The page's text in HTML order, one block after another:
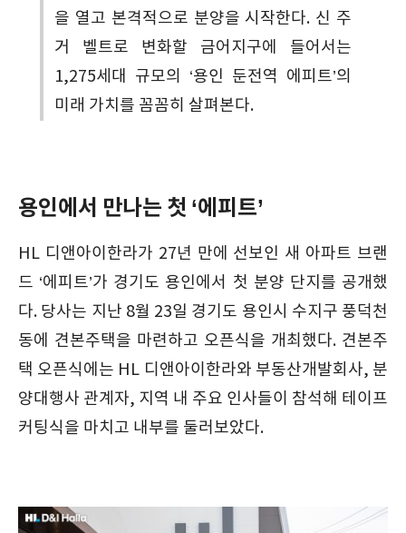
을 열고 본격적으로 분양을 시작한다. 신 주
거 벨트로 변화할 금어지구에 들어서는
1,275세대 규모의 ‘용인 둔전역 에피트’의
미래 가치를 꼼꼼히 살펴본다.
용인에서 만나는 첫 ‘에피트’
HL 디앤아이한라가 27년 만에 선보인 새 아파트 브랜
드 ‘에피트’가 경기도 용인에서 첫 분양 단지를 공개했
다. 당사는 지난 8월 23일 경기도 용인시 수지구 풍덕천
동에 견본주택을 마련하고 오픈식을 개최했다. 견본주
택 오픈식에는 HL 디앤아이한라와 부동산개발회사, 분
양대행사 관계자, 지역 내 주요 인사들이 참석해 테이프
커팅식을 마치고 내부를 둘러보았다.